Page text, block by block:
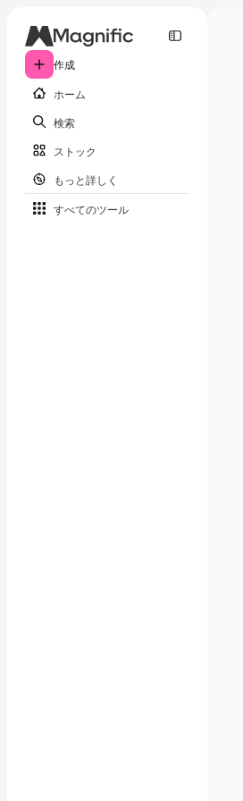
作成
ホーム
検索
ストック
もっと詳しく
すべてのツール